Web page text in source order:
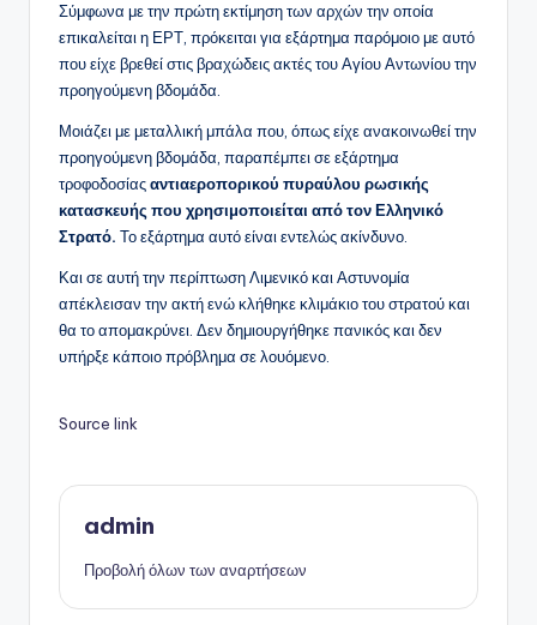
Σύμφωνα με την πρώτη εκτίμηση των αρχών την οποία
επικαλείται η ΕΡΤ, πρόκειται για εξάρτημα παρόμοιο με αυτό
που είχε βρεθεί στις βραχώδεις ακτές του Αγίου Αντωνίου την
προηγούμενη βδομάδα.
Μοιάζει με μεταλλική μπάλα που, όπως είχε ανακοινωθεί την
προηγούμενη βδομάδα, παραπέμπει σε εξάρτημα
τροφοδοσίαςαντιαεροπορικού πυραύλου ρωσικής
κατασκευής που χρησιμοποιείται από τον Ελληνικό
Στρατό. Το εξάρτημα αυτό είναι εντελώς ακίνδυνο.
Και σε αυτή την περίπτωση Λιμενικό και Αστυνομία
απέκλεισαν την ακτή ενώ κλήθηκε κλιμάκιο του στρατού και
θα το απομακρύνει. Δεν δημιουργήθηκε πανικός και δεν
υπήρξε κάποιο πρόβλημα σε λουόμενο.
Source link
admin
Προβολή όλων των αναρτήσεων